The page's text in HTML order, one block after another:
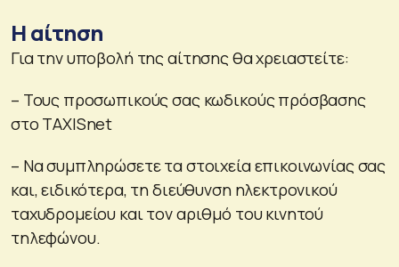
Η αίτηση
Για την υποβολή της αίτησης θα χρειαστείτε:
– Τους προσωπικούς σας κωδικούς πρόσβασης
στο TAXISnet
– Να συμπληρώσετε τα στοιχεία επικοινωνίας σας
και, ειδικότερα, τη διεύθυνση ηλεκτρονικού
ταχυδρομείου και τον αριθμό του κινητού
τηλεφώνου.